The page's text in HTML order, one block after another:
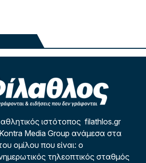
ιστότοπος filathlos.gr
Media Group ανάμεσα στα
ομίλου που είναι: ο
τηλεοπτικός σταθμός